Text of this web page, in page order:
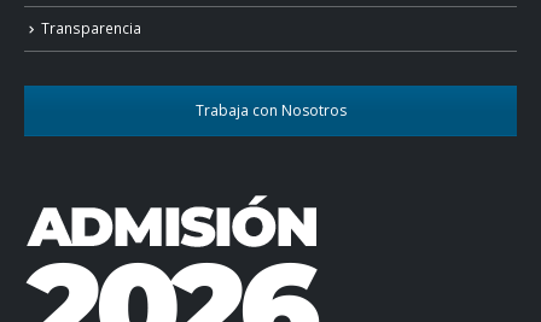
Transparencia
Trabaja con Nosotros